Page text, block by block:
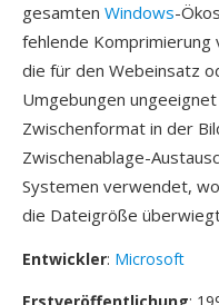
gesamten Windows-
fehlende
die für den Webeinsatz
Umgebungen
Zwischenformat in der
Zwischenablage-
Systemen verwendet,
die Dateigröße
Entwickler: Microsoft